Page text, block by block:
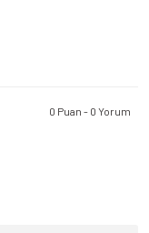
0 Puan - 0 Yorum